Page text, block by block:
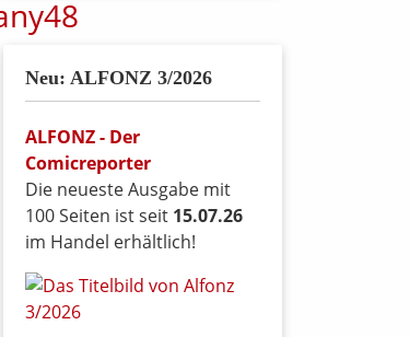
Neu: ALFONZ 3/2026
ALFONZ - Der
Comicreporter
Die neueste Ausgabe mit
100 Seiten ist seit 15.07.26
im Handel erhältlich!